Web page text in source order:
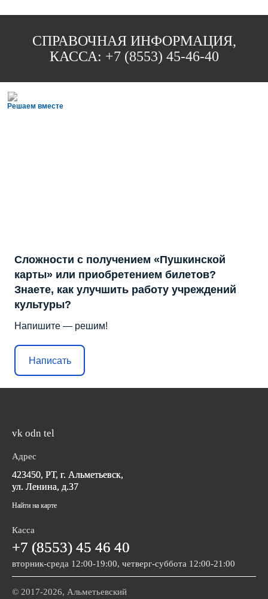
СПРАВОЧНАЯ ИНФОРМАЦИЯ,
КАССА: +7 (8553) 45-46-40
Решаем вместе
Сложности с получением «Пушкинской
карты» или приобретением билетов?
Знаете, как улучшить работу учреждений
культуры?
Напишите — решим!
Написать
vk odn tel
Адрес
423450, РТ, г. Альметьевск,
ул. Ленина, д.37
Найти на карте
Касса
+7 (8553) 45 46 40
вторник-среда 12:00-19:00, четверг-суббота 12:00-21:00
© 2017-2026, Альметьевский